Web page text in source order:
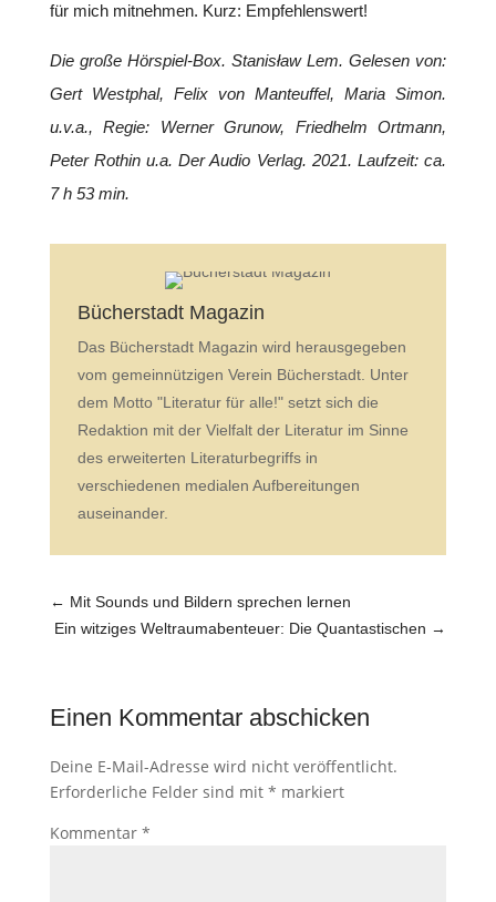
für mich mitnehmen. Kurz: Empfehlenswert!
Die große Hörspiel-Box. Stanisław Lem. Gelesen von:
Gert Westphal, Felix von Manteuffel, Maria Simon.
u.v.a., Regie: Werner Grunow, Friedhelm Ortmann,
Peter Rothin u.a. Der Audio Verlag. 2021. Laufzeit: ca.
7 h 53 min.
Bücherstadt Magazin
Das Bücherstadt Magazin wird herausgegeben
vom gemeinnützigen Verein Bücherstadt. Unter
dem Motto "Literatur für alle!" setzt sich die
Redaktion mit der Vielfalt der Literatur im Sinne
des erweiterten Literaturbegriffs in
verschiedenen medialen Aufbereitungen
auseinander.
← Mit Sounds und Bildern sprechen lernen
Ein witziges Weltraumabenteuer: Die Quantastischen →
Einen Kommentar abschicken
Deine E-Mail-Adresse wird nicht veröffentlicht.
Erforderliche Felder sind mit * markiert
Kommentar *